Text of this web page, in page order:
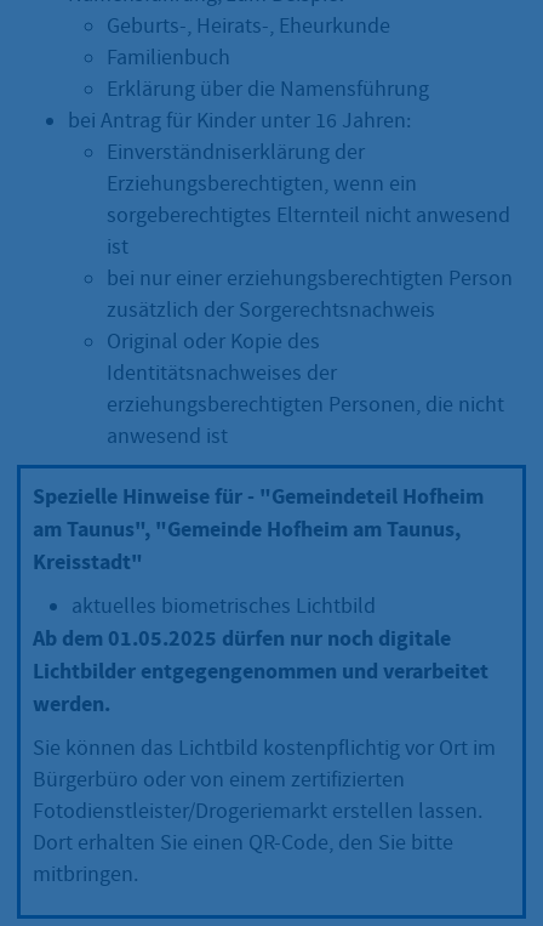
Geburts-, Heirats-, Eheurkunde
Familienbuch
Erklärung über die Namensführung
bei Antrag für Kinder unter 16 Jahren:
Einverständniserklärung der
Erziehungsberechtigten, wenn ein
sorgeberechtigtes Elternteil nicht anwesend
ist
bei nur einer erziehungsberechtigten Person
zusätzlich der Sorgerechtsnachweis
Original oder Kopie des
Identitätsnachweises der
erziehungsberechtigten Personen, die nicht
anwesend ist
Spezielle Hinweise für - "Gemeindeteil Hofheim
am Taunus", "Gemeinde Hofheim am Taunus,
Kreisstadt"
aktuelles biometrisches Lichtbild
Ab dem 01.05.2025 dürfen nur noch digitale
Lichtbilder entgegengenommen und verarbeitet
werden.
Sie können das Lichtbild kostenpflichtig vor Ort im
Bürgerbüro oder von einem zertifizierten
Fotodienstleister/Drogeriemarkt erstellen lassen.
Dort erhalten Sie einen QR-Code, den Sie bitte
mitbringen.